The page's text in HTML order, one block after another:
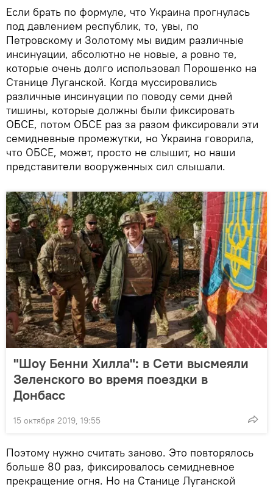
Если брать по формуле, что Украина прогнулась
под давлением республик, то, увы, по
Петровскому и Золотому мы видим различные
инсинуации, абсолютно не новые, а ровно те,
которые очень долго использовал Порошенко на
Станице Луганской. Когда муссировались
различные инсинуации по поводу семи дней
тишины, которые должны были фиксировать
ОБСЕ, потом ОБСЕ раз за разом фиксировали эти
семидневные промежутки, но Украина говорила,
что ОБСЕ, может, просто не слышит, но наши
представители вооруженных сил слышали.
"Шоу Бенни Хилла": в Сети высмеяли
Зеленского во время поездки в
Донбасс
15 октября 2019, 19:55
Поэтому нужно считать заново. Это повторялось
больше 80 раз, фиксировалось семидневное
прекращение огня. Но на Станице Луганской